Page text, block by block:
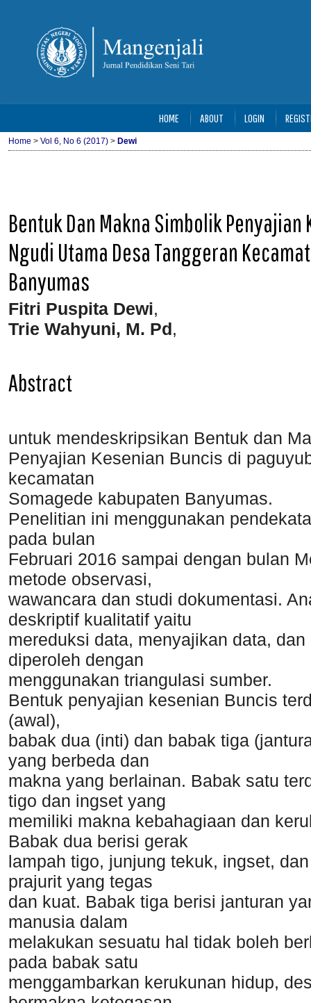
HOME ABOUT LOGIN
Home > Vol 6, No 6 (2017) > Dewi
Bentuk Dan Makna Simbolik
Ngudi Utama Desa Tanggeran
Banyumas
Fitri Puspita Dewi,
Trie Wahyuni, M. Pd,
Abstract
untuk mendeskripsikan Bentuk dan
Penyajian Kesenian Buncis di
kecamatan
Somagede kabupaten Banyumas.
Penelitian ini menggunakan
pada bulan
Februari 2016 sampai dengan bulan
metode observasi,
wawancara dan studi dokumentasi.
deskriptif kualitatif yaitu
mereduksi data, menyajikan data,
diperoleh dengan
menggunakan triangulasi sumber.
Bentuk penyajian kesenian Buncis
(awal),
babak dua (inti) dan babak tiga
yang berbeda dan
makna yang berlainan. Babak satu
tigo dan ingset yang
memiliki makna kebahagiaan dan
Babak dua berisi gerak
lampah tigo, junjung tekuk, ingset,
prajurit yang tegas
dan kuat. Babak tiga berisi janturan
manusia dalam
melakukan sesuatu hal tidak boleh
pada babak satu
menggambarkan kerukunan hidup,